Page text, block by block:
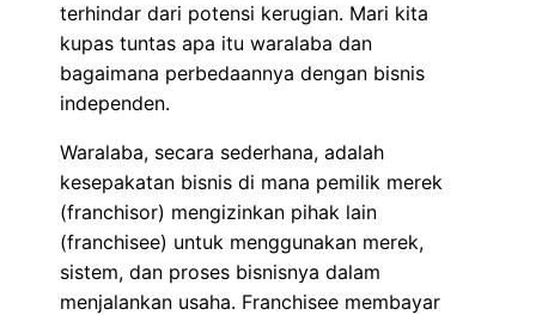
terhindar dari potensi kerugian. Mari kita
kupas tuntas apa itu waralaba dan
bagaimana perbedaannya dengan bisnis
independen.
Waralaba, secara sederhana, adalah
kesepakatan bisnis di mana pemilik merek
(franchisor) mengizinkan pihak lain
(franchisee) untuk menggunakan merek,
sistem, dan proses bisnisnya dalam
menjalankan usaha. Franchisee membayar